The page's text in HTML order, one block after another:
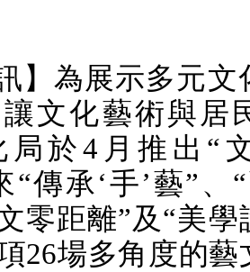
】為展示多元
文化藝術與居
局於4 月推出“
“傳承‘手’藝”、
零距離”及“美學
26場多角度的藝